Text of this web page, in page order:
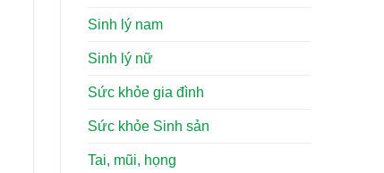
Sinh lý nam
Sinh lý nữ
Sức khỏe gia đình
Sức khỏe Sinh sản
Tai, mũi, họng